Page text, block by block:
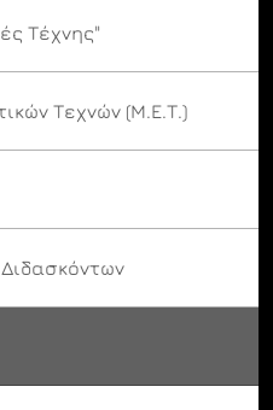
Τέχνης"
Τεχνών (Μ.Ε.Τ.)